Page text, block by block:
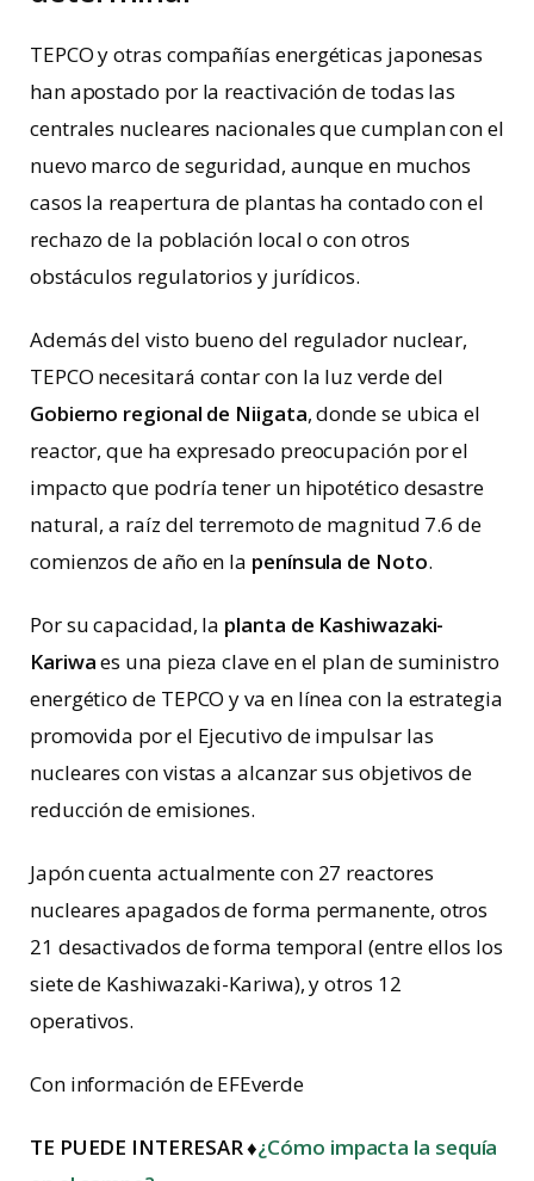
TEPCO y otras compañías energéticas japonesas
han apostado por la reactivación de todas las
centrales nucleares nacionales que cumplan con el
nuevo marco de seguridad, aunque en muchos
casos la reapertura de plantas ha contado con el
rechazo de la población local o con otros
obstáculos regulatorios y jurídicos.
Además del visto bueno del regulador nuclear,
TEPCO necesitará contar con la luz verde del
Gobierno regional de Niigata, donde se ubica el
reactor, que ha expresado preocupación por el
impacto que podría tener un hipotético desastre
natural, a raíz del terremoto de magnitud 7.6 de
comienzos de año en la península de Noto.
Por su capacidad, la planta de Kashiwazaki-
Kariwaes una pieza clave en el plan de suministro
energético de TEPCO y va en línea con la estrategia
promovida por el Ejecutivo de impulsar las
nucleares con vistas a alcanzar sus objetivos de
reducción de emisiones.
Japón cuenta actualmente con 27 reactores
nucleares apagados de forma permanente, otros
21 desactivados de forma temporal (entre ellos los
siete de Kashiwazaki-Kariwa), y otros 12
operativos.
Con información de EFEverde
TE PUEDE INTERESAR ♦¿Cómo impacta la sequía